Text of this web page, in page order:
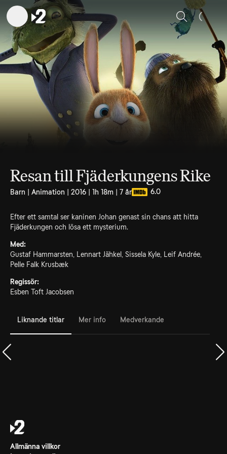
Sök
Resan till Fjäderkungens Rike
Barn | Animation | 2016 | 1h 18m | 7 år 6.0
Efter ett samtal ser kaninen Johan genast sin chans att hitta
Fjäderkungen och lösa ett mysterium.
Med:
Gustaf Hammarsten, Lennart Jähkel, Sissela Kyle, Leif Andrée,
Pelle Falk Krusbæk
Regissör:
Esben Toft Jacobsen
Liknande titlar Mer info Medverkande
Allmänna villkor